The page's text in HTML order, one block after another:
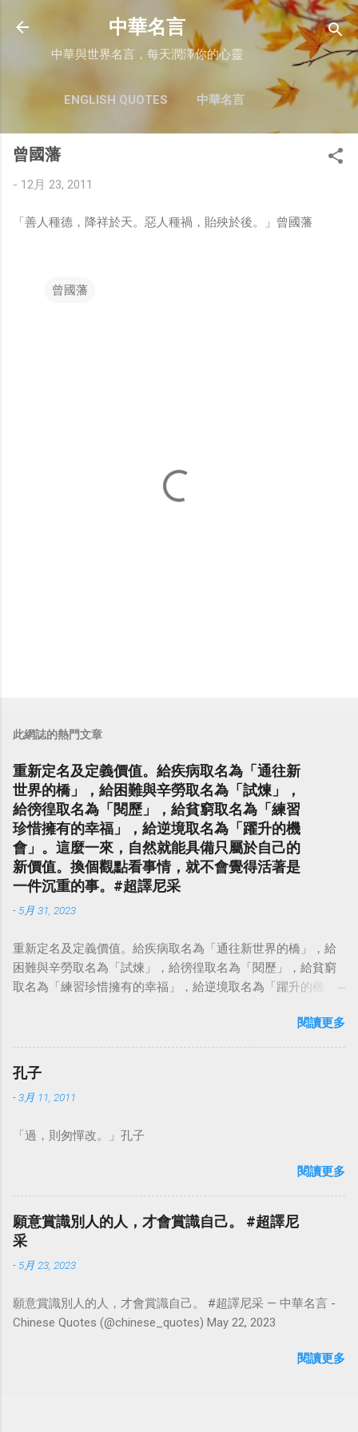
跳至主要內容
中華名言
中華與世界名言，每天潤澤你的心靈
ENGLISH QUOTES 中華名言
曾國藩
- 12月 23, 2011
「善人種德，降祥於天。惡人種禍，貽殃於後。」曾國藩
曾國藩
此網誌的熱門文章
重新定名及定義價值。給疾病取名為「通往新
世界的橋」，給困難與辛勞取名為「試煉」，
給徬徨取名為「閱歷」，給貧窮取名為「練習
珍惜擁有的幸福」，給逆境取名為「躍升的機
會」。這麼一來，自然就能具備只屬於自己的
新價值。換個觀點看事情，就不會覺得活著是
一件沉重的事。#超譯尼采
- 5月 31, 2023
重新定名及定義價值。給疾病取名為「通往新世界的橋」，給
困難與辛勞取名為「試煉」，給徬徨取名為「閱歷」，給貧窮
取名為「練習珍惜擁有的幸福」，給逆境取名為「躍升的機
點看事情，就不會覺得活著是一件沉重的事。#超譯尼采 — 中
華名言 - Chinese Quotes (@chinese_quotes) May 23, 2023
閱讀更多
孔子
-3月 11, 2011
「過，則匆憚改。」孔子
閱讀更多
願意賞識別人的人，才會賞識自己。 #超譯尼
采
- 5月 23, 2023
願意賞識別人的人，才會賞識自己。 #超譯尼采 — 中華名言 -
Chinese Quotes (@chinese_quotes) May 22, 2023
閱讀更多